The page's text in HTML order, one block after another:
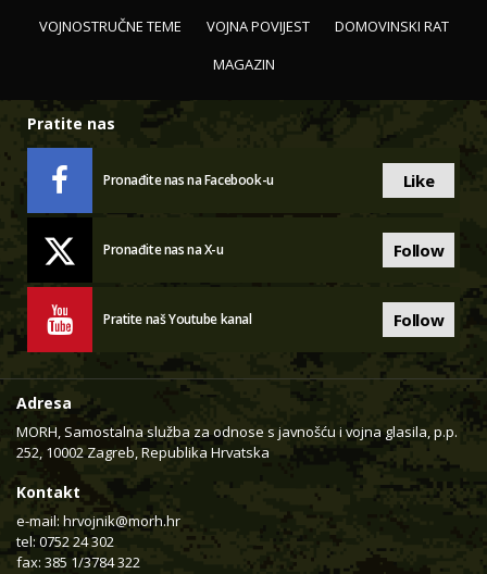
VOJNOSTRUČNE TEME
VOJNA POVIJEST
DOMOVINSKI RAT
MAGAZIN
Pratite nas
Pronađite nas na Facebook-u Like
Pronađite nas na X-u Follow
Pratite naš Youtube kanal Follow
Adresa
MORH, Samostalna služba za odnose s javnošću i vojna glasila, p.p.
252, 10002 Zagreb, Republika Hrvatska
Kontakt
e-mail: hrvojnik@morh.hr
tel: 0752 24 302
fax: 385 1/3784 322